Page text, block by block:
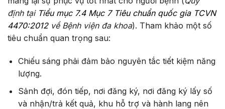
định tại Tiểu mục 7.4 Mục 7 Tiêu chuẩn quốc gia TCVN
4470:2012về Bệnh viện đa khoa). Tham khảo một số
tiêu chuẩn quan trọng sau:
Chiếu sáng phải đảm bảo nguyên tắc tiết kiệm năng
lượng.
Sảnh đợi, đón tiếp, nơi đăng ký, nơi đăng ký lấy số
và nhận/trả kết quả, khu hỗ trợ và hành lang nên